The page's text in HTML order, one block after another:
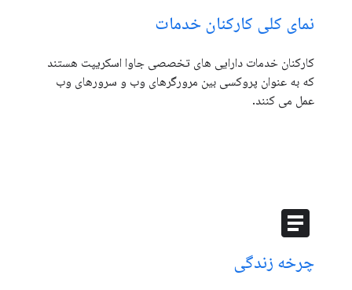
نمای کلی کارکنان خدمات
کارکنان خدمات دارایی های تخصصی جاوا اسکریپت هستند
که به عنوان پروکسی بین مرورگرهای وب و سرورهای وب
عمل می کنند.
article
چرخه زندگی